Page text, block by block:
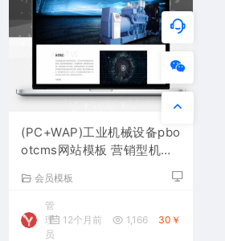
(PC+WAP)工业机械设备pbo
otcms网站模板 营销型机械
会员模板
管
理
员
12个月前 1,166 30￥